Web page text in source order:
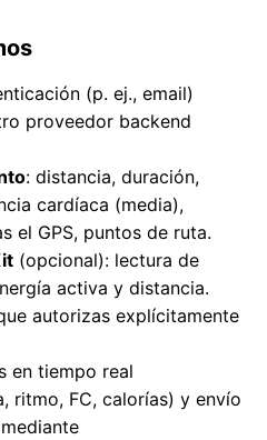
(p. ej., email)
proveedor backend
: distancia, duración,
cardíaca (media),
el GPS, puntos de ruta.
(opcional): lectura de
activa y distancia.
autorizas explícitamente
en tiempo real
ritmo, FC, calorías) y envío